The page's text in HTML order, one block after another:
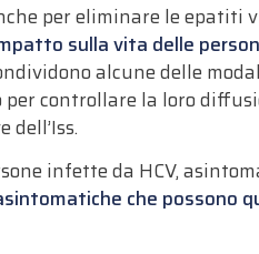
per eliminare le epatiti
sulla vita delle
alcune delle
controllare la loro
infette da HCV,
che possono